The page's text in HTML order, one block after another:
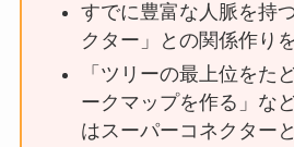
すでに豊富な人脈を持
クター」との関係作り
「ツリーの最上位をた
ークマップを作る」な
はスーパーコネクター